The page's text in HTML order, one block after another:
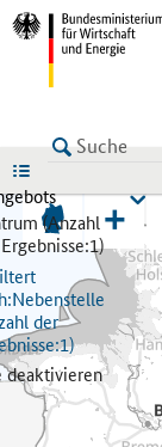
(Anzahl
1)
Nebenstelle
der
1)
deaktivieren
+